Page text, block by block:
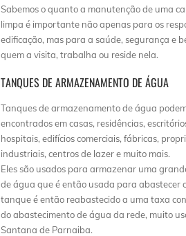
Sabemos o quanto a manutenção de uma
limpa é importante não apenas para os
edificação, mas para a saúde, segurança e
quem a visita, trabalha ou reside nela.
TANQUES DE ARMAZENAMENTO DE ÁGUA
Tanques de armazenamento de água
encontrados em casas, residências,
hospitais, edifícios comerciais, fábricas,
industriais, centros de lazer e muito mais.
Eles são usados para armazenar uma
de água que é então usada para abastecer
tanque é então reabastecido a uma taxa
do abastecimento de água da rede, muito
Santana de Parnaiba.